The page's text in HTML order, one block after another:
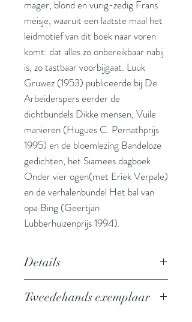
mager, blond en vurig-zedig Frans
meisje, waaruit een laatste maal het
leidmotief van dit boek naar voren
komt: dat alles zo onbereikbaar nabij
is, zo tastbaar voorbijgaat. Luuk
Gruwez (1953) publiceerde bij De
Arbeiderspers eerder de
dichtbundels Dikke mensen, Vuile
manieren (Hugues C. Pernathprijs
1995) en de bloemlezing Bandeloze
gedichten, het Siamees dagboek
Onder vier ogen(met Eriek Verpale)
en de verhalenbundel Het bal van
opa Bing (Geertjan
Lubberhuizenprijs 1994).
Details
Uitgever: De Arbeiderspers
Tweedehands exemplaar